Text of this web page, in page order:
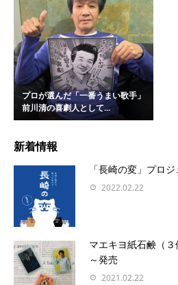
プロが選んだ「一番うまい歌手」
前川清の喜劇人として...
新着情報
「長崎の変」プロ
2022.02.22
マエキヨ紙石鹸（３
～発売
2021.02.22